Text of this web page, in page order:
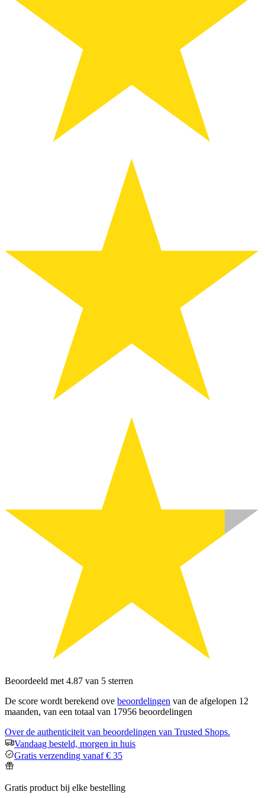
Beoordeeld met 4.87 van 5 sterren
De score wordt berekend ove beoordelingen van de afgelopen 12
maanden, van een totaal van 17956 beoordelingen
Over de authenticiteit van beoordelingen van Trusted Shops.
Vandaag besteld, morgen in huis
Gratis verzending vanaf € 35
Gratis product bij elke bestelling